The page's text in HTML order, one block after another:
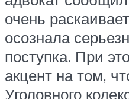
очень
осознала
поступка. При
акцент на том,
Уголовного